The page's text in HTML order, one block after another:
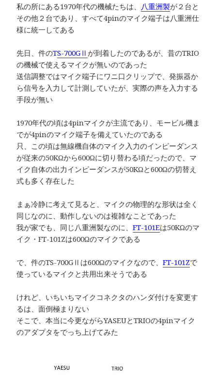
私の所にある1970年代の機械たちは、 八重洲製が２台と
その他２台であり、すべて4pinのマイク端子は八重洲仕
様に統一してある
先日、件のTS-700GⅡ が到着したのであるが、昔のTRIO
の機械で使えるマイクが無いのであった
送信調整ではマイク端子にワニ口クリップで、発振器か
ら信号を入力して計測していたが、実際の声を入力する
手段が無い
1970年代の頃は4pinマイクが主流であり、モービル機ま
でが4pinのマイク端子を備えていたのである
只、この頃は無線機自体のマイク入力のインピーダンス
が従来の50KΩから600Ωに切り替わる頃だったので、マ
イク自体の出力インピーダンスが50KΩと600Ωの切替え
式も多く存在した
まぁ冷静に考えて見ると、マイクの物理的な形状は全く
同じなのに、動作しないのは複雑なことであった
我が家でも、同じ八重洲製なのに、FT-101Eは50KΩのマ
イク・FT-101Zは600Ωのマイクである
で、件のTS-700GⅡは600Ωのマイクなので、FT-101Zで
使っているマイクと共用出来そうである
けれど、いちいちマイクコネクタのハンダ付けを変更す
るは、面倒極まりない
そこで、本当に今更ながらYASEUとTRIOの4pinマイク
のアダプタをでっち上げてみた